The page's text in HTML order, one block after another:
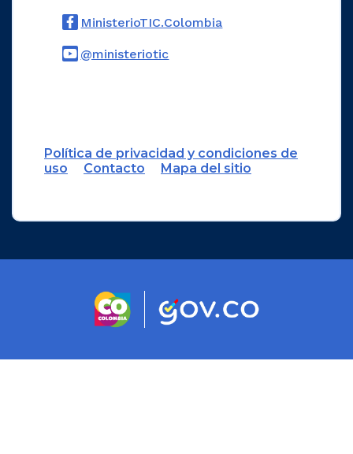
MinisterioTIC.ColombiaLogo Facebook
@ministerioticLogo Youtube
Política de privacidad y condiciones de
uso
Contacto Mapa del sitio
Logo marca Colombia